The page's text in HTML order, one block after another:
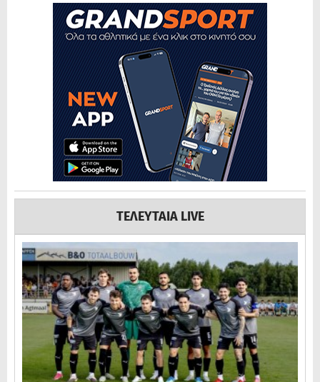
ΤΕΛΕΥΤΑΙΑ LIVE